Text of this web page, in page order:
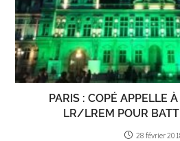
PARIS : COPÉ APPELLE
LR/LREM POUR
28 février